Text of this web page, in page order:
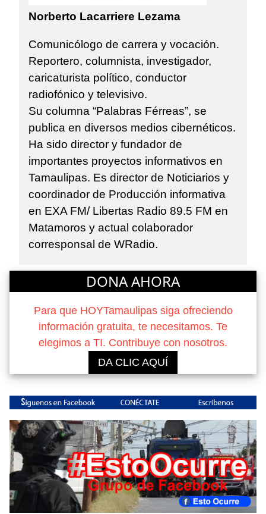
Norberto Lacarriere Lezama
Comunicólogo de carrera y vocación.
Reportero, columnista, investigador,
caricaturista político, conductor
radiofónico y televisivo.
Su columna “Palabras Férreas”, se
publica en diversos medios cibernéticos.
Ha sido director y fundador de
importantes proyectos informativos en
Tamaulipas. Es director de Noticiarios y
coordinador de Producción informativa
en EXA FM/ Libertas Radio 89.5 FM en
Matamoros y actual colaborador
corresponsal de WRadio.
DONA AHORA
Para que HOYTamaulipas siga ofreciendo
información gratuita, te necesitamos. Te
elegimos a TI. Contribuye con nosotros.
DA CLIC AQUÍ